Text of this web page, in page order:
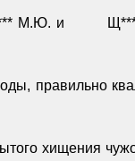
М.Ю. и
правильно
хищения